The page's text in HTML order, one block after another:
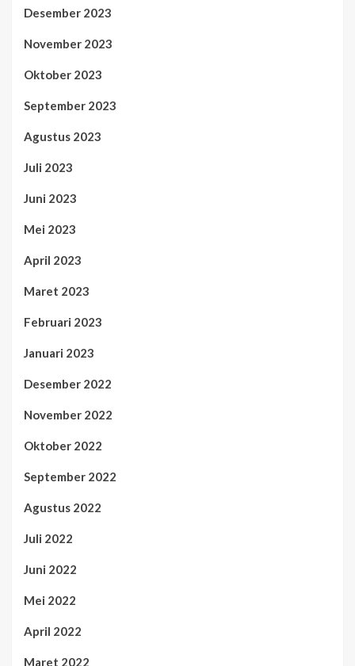
Desember 2023
November 2023
Oktober 2023
September 2023
Agustus 2023
Juli 2023
Juni 2023
Mei 2023
April 2023
Maret 2023
Februari 2023
Januari 2023
Desember 2022
November 2022
Oktober 2022
September 2022
Agustus 2022
Juli 2022
Juni 2022
Mei 2022
April 2022
Maret 2022